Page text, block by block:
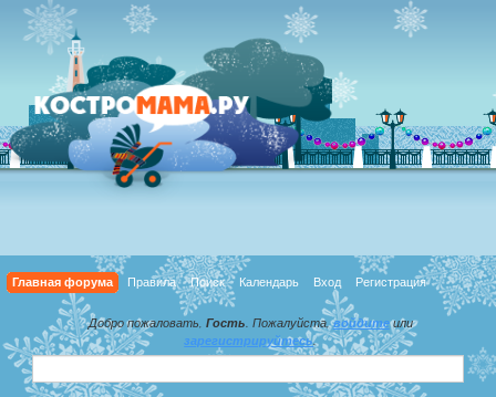
Главная форума Правила Поиск Календарь Вход Регистрация
Добро пожаловать, Гость . Пожалуйста,войдитеили
зарегистрируйтесь.